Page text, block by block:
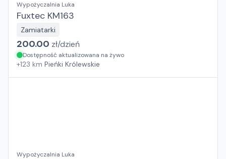
Wypożyczalnia Luka
Fuxtec KM163
Zamiatarki
200.00 zł/dzień
Dostępność aktualizowana na żywo
+123 km Pieńki Królewskie
Wypożyczalnia Luka